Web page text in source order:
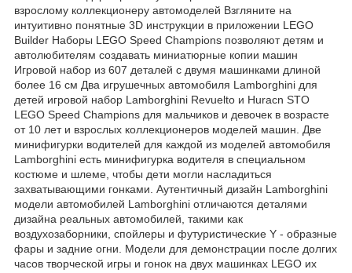
взрослому коллекционеру автомоделей Взгляните на
интуитивно понятные 3D инструкции в приложении LEGO
Builder Наборы LEGO Speed Champions позволяют детям и
автолюбителям создавать миниатюрные копии машин
Игровой набор из 607 деталей с двумя машинками длиной
более 16 см Два игрушечных автомобиля Lamborghini для
детей игровой набор Lamborghini Revuelto и Huracn STO
LEGO Speed Champions для мальчиков и девочек в возрасте
от 10 лет и взрослых коллекционеров моделей машин. Две
минифигурки водителей для каждой из моделей автомобиля
Lamborghini есть минифигурка водителя в специальном
костюме и шлеме, чтобы дети могли насладиться
захватывающими гонками. Аутентичный дизайн Lamborghini
модели автомобилей Lamborghini отличаются деталями
дизайна реальных автомобилей, такими как
воздухозаборники, спойлеры и футуристические Y - образные
фары и задние огни. Модели для демонстрации после долгих
часов творческой игры и гонок на двух машинках LEGO их